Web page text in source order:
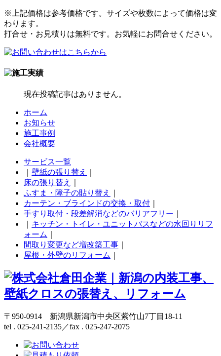
※上記価格は参考価格です。サイズや枚数によって価格は変
わります。
打合せ・お見積りは無料です。お気軽にお問合せください。
現在投稿記事はありません。
ホーム
お知らせ
施工事例
会社概要
サービス一覧
壁紙の張り替え
床の張り替え
ふすま・障子の貼り替え
カーテン・ブラインドの交換・取付
手すり取付・段差解消などのバリアフリー
キッチン・トイレ・ユニットバスなどの水回りリフ
ォーム
間取り変更など増改築工事
屋根・外壁のリフォーム
〒950-0914 新潟県新潟市中央区紫竹山7丁目18-11
tel . 025-241-2135／fax . 025-247-2075